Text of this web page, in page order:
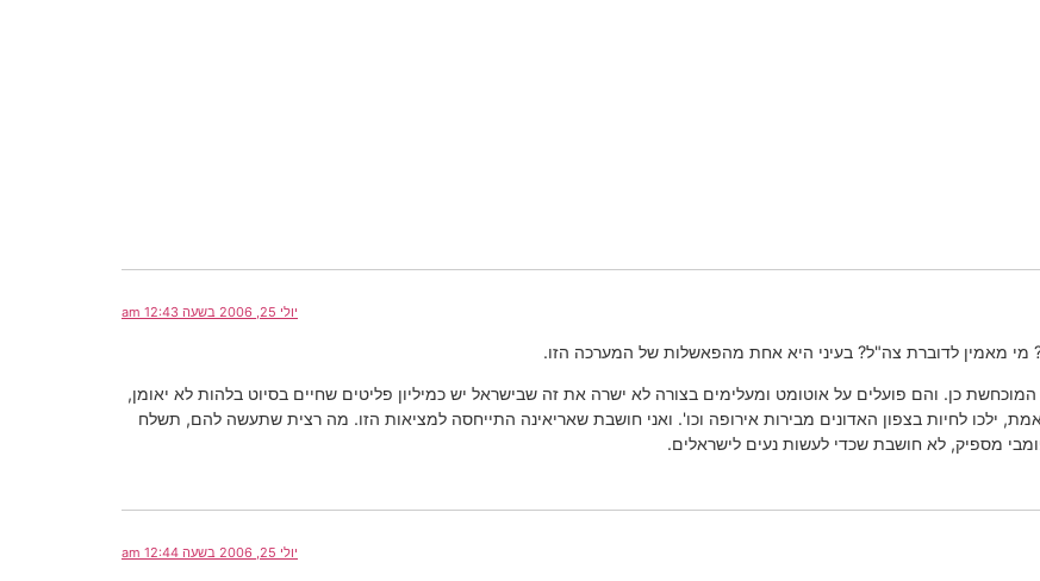
יולי 25, 2006 בשעה 12:43 am
מי מאמין לדוברת צה"ל? בעיני היא אחת מהפאשלות של המערכה הזו.
כן. והם פועלים על אוטומט ומעלימים בצורה לא ישרה את זה שבישראל יש כמיליון פליטים שחיים בסיוט בלהות לא יאומן,
ילכו לחיות בצפון האדונים מבירות אירופה וכו'. ואני חושבת שאריאינה התייחסה למציאות הזו. מה רצית שתעשה להם, תשלח
מספיק, לא חושבת שכדי לעשות נעים לישראלים.
יולי 25, 2006 בשעה 12:44 am